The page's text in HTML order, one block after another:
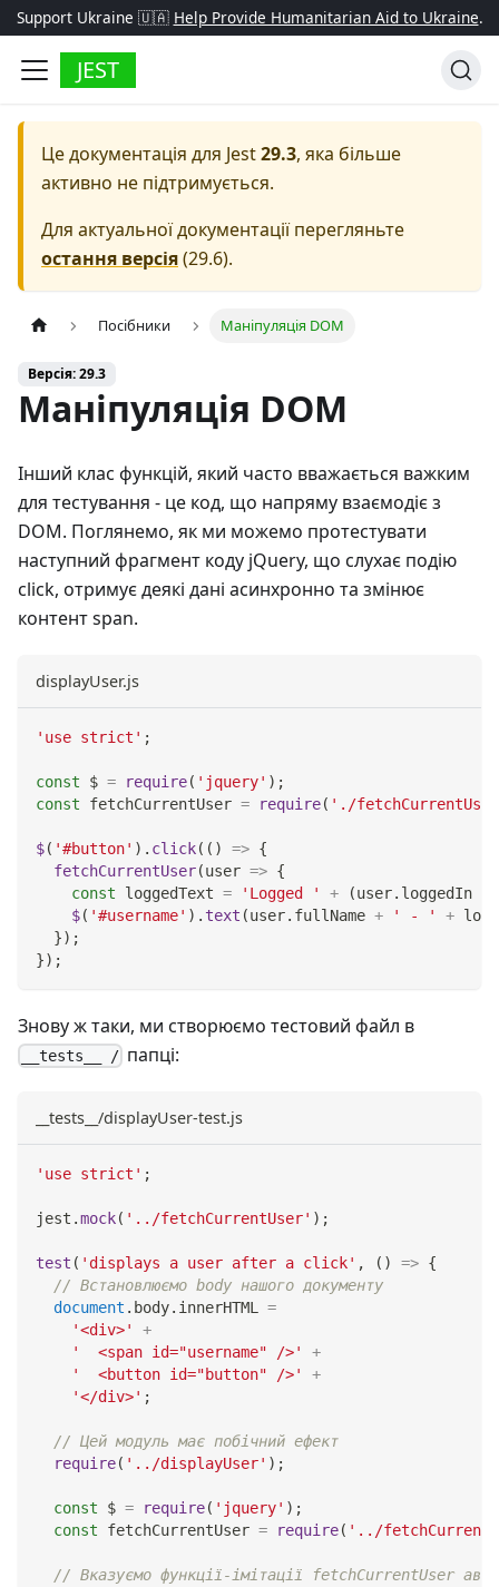
Support Ukraine 🇺🇦 Help Provide Humanitarian Aid to Ukraine.
JEST
Це документація для Jest29.3, яка більше
активно не підтримується.
Для актуальної документації перегляньте
остання версія(29.6).
Посібники Маніпуляція DOM
Версія: 29.3
Маніпуляція DOM
Інший клас функцій, який часто вважається важким
для тестування - це код, що напряму взаємодіє з
DOM. Поглянемо, як ми можемо протестувати
наступний фрагмент коду jQuery, що слухає подію
click, отримує деякі дані асинхронно та змінює
контент span.
displayUser.js
'use strict' ;
const $ = require( 'jquery' ) ;
const fetchCurrentUser = require( './
$( '#button' ) . click( ( ) => {
fetchCurrentUser(user => {
const loggedText = 'Logged ' + (user. loggedIn
$( '#username' ) . text (user. fullName + ' - ' +
}) ;
}) ;
Знову ж таки, ми створюємо тестовий файл в
__tests__ / папці:
__tests__/displayUser-test.js
'use strict' ;
jest .mock( '../fetchCurrentUser' ) ;
test ( 'displays a user after a click' , ( ) => {
// Встановлюємо body нашого документу
document . body. innerHTML =
'<div>'
+
'  <span id="username" />'
+
'  <button id="button" />'
+
'</div>' ;
// Цей модуль має побічний ефект
require( '../displayUser' ) ;
const $ = require( 'jquery' ) ;
const fetchCurrentUser = require( '../
// Вказуємо функції-імітації fetchCurrentUser